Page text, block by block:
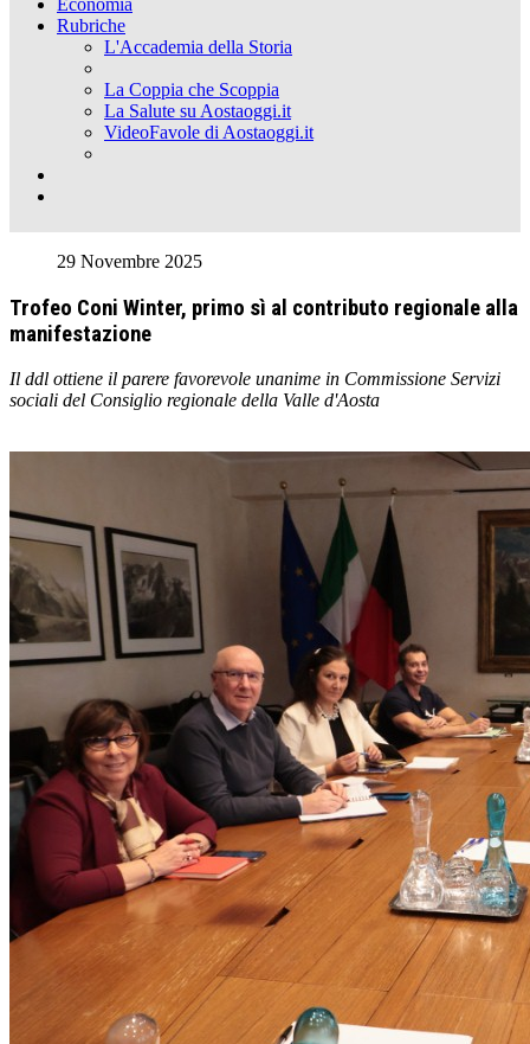
Economia
Rubriche
L'Accademia della Storia
La Coppia che Scoppia
La Salute su Aostaoggi.it
VideoFavole di Aostaoggi.it
29 Novembre 2025
Trofeo Coni Winter, primo sì al contributo regionale alla
manifestazione
Il ddl ottiene il parere favorevole unanime in Commissione Servizi
sociali del Consiglio regionale della Valle d'Aosta